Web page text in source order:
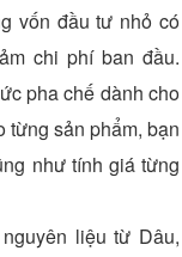
vốn đầu tư nhỏ có
chi phí ban đầu.
pha chế dành cho
từng sản phẩm, bạn
như tính giá từng
liệu từ Dâu,